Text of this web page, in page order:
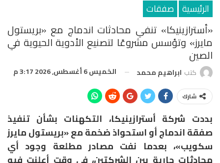
الرئيسية صفقات
«أسترازينيكا» تنفي محادثات اندماج مع «بريستول
مايرز» وتؤسس مشروعًا لتصنيع الأدوية الحيوية في
الصين
كتب ابراهيم محمد الخميس 6 أغسطس, 2026 3:17 م
شارك
بددت شركة أسترازينيكا، التكهنات بشأن تنفيذ
صفقة اندماج أو استحواذ ضخمة مع «بريستول مايرز
سكويب»، بعدما نفت مصادر مطلعة وجود أي